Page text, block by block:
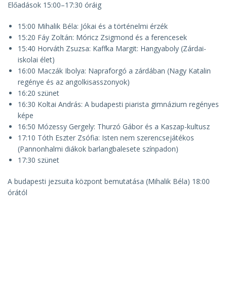
Előadások 15:00–17:30 óráig
15:00 Mihalik Béla: Jókai és a történelmi érzék
15:20 Fáy Zoltán: Móricz Zsigmond és a ferencesek
15:40 Horváth Zsuzsa: Kaffka Margit: Hangyaboly (Zárdai-
iskolai élet)
16:00 Maczák Ibolya: Napraforgó a zárdában (Nagy Katalin
regénye és az angolkisasszonyok)
16:20 szünet
16:30 Koltai András: A budapesti piarista gimnázium regényes
képe
16:50 Mózessy Gergely: Thurzó Gábor és a Kaszap-kultusz
17:10 Tóth Eszter Zsófia: Isten nem szerencsejátékos
(Pannonhalmi diákok barlangbalesete színpadon)
17:30 szünet
A budapesti jezsuita központ bemutatása (Mihalik Béla) 18:00
órától